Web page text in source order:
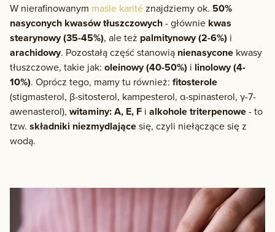
W nierafinowanym maśle karitéznajdziemy ok. 50%
nasyconych kwasów tłuszczowych- głównie kwas
stearynowy (35-45%), ale też palmitynowy (2-6%) i
arachidowy. Pozostałą część stanowią nienasycone kwasy
tłuszczowe, takie jak: oleinowy (40-50%) i linolowy (4-
10%). Oprócz tego, mamy tu również: fitosterole
(stigmasterol, β-sitosterol, kampesterol, α-spinasterol, γ-7-
awenasterol), witaminy: A, E, F i alkohole triterpenowe- to
tzw. składniki niezmydlającesię, czyli niełączące się z
wodą.